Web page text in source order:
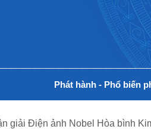
Phát hành - Phổ biến
giải Điện ảnh Nobel Hòa bình